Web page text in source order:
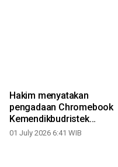
Hakim menyatakan
pengadaan Chromebook
Kemendikbudristek
untungkan Google
01 July 2026 6:41 WIB